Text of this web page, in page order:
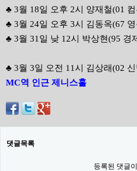
♣ 3월 18일 오후 2시 양재철(01
♣ 3월 24일 오후 3시 김동옥(67
♣ 3월 31일 낮 12시 박상현(95 경
♣ 3월 3일 오전 11시 김상래(02
MC역 인근 제니스홀
댓글목록
등록된 댓글